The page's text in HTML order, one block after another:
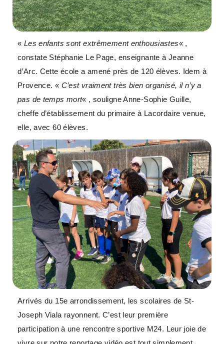
« Les enfants sont extrêmement enthousiastes« ,
constate Stéphanie Le Page, enseignante à Jeanne
d’Arc. Cette école a amené près de 120 élèves. Idem à
Provence. « C’est vraiment très bien organisé, il n’y a
pas de temps mort« , souligne Anne-Sophie Guille,
cheffe d’établissement du primaire à Lacordaire venue,
elle, avec 60 élèves.
Arrivés du 15e arrondissement, les scolaires de St-
Joseph Viala rayonnent. C’est leur première
participation à une rencontre sportive M24. Leur joie de